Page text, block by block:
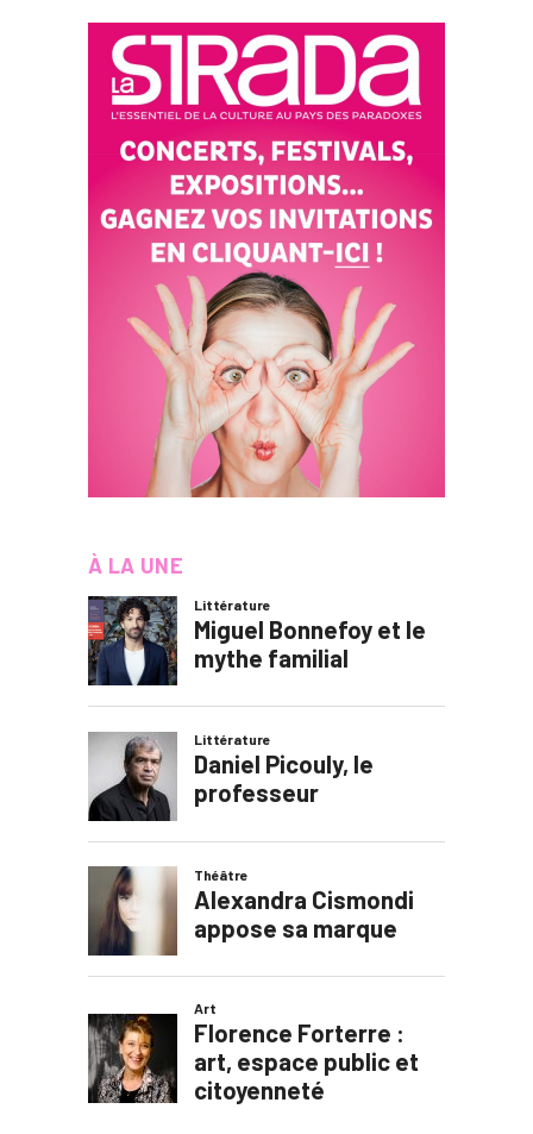
À LA UNE